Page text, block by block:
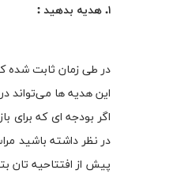
۱. هدیه بدهید :
در طی زمان ثابت شده
این هدیه ها می‌تواند
اگر بودجه ای که برای
در نظر داشته باشید
پیش از افتتاحیه تان